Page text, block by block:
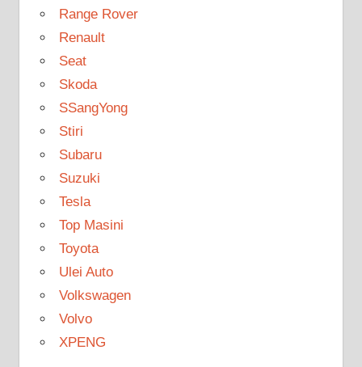
Range Rover
Renault
Seat
Skoda
SSangYong
Stiri
Subaru
Suzuki
Tesla
Top Masini
Toyota
Ulei Auto
Volkswagen
Volvo
XPENG